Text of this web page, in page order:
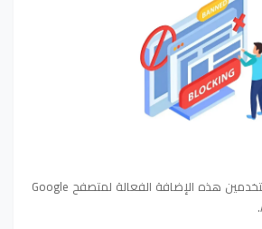
يعرف العديد من المستخدمين هذه الإضافة الفعالة لمتصفح Google